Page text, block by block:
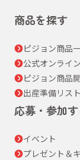
商品を探す
ピジョン商品
公式オンライ
ピジョン商品
出産準備リスト
応募・参加す
イベント
プレゼント＆